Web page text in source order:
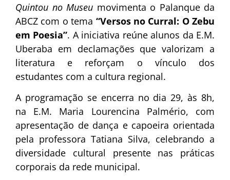
Quintou no Museu movimenta o Palanque da
ABCZ com o tema “Versos no Curral: O Zebu
em Poesia”. A iniciativa reúne alunos da E.M.
Uberaba em declamações que valorizam a
literatura e reforçam o vínculo dos
estudantes com a cultura regional.
A programação se encerra no dia 29, às 8h,
na E.M. Maria Lourencina Palmério, com
apresentação de dança e capoeira orientada
pela professora Tatiana Silva, celebrando a
diversidade cultural presente nas práticas
corporais da rede municipal.